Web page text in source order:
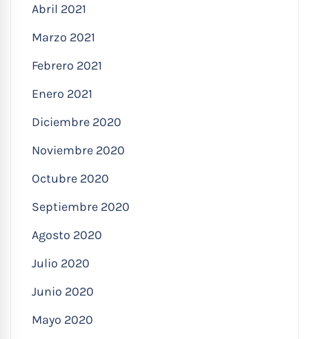
Abril 2021
Marzo 2021
Febrero 2021
Enero 2021
Diciembre 2020
Noviembre 2020
Octubre 2020
Septiembre 2020
Agosto 2020
Julio 2020
Junio 2020
Mayo 2020